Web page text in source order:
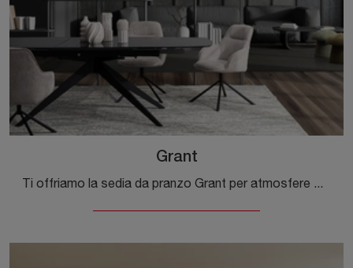
Grant
Ti offriamo la sedia da pranzo Grant per atmosfere moderne, tra le più belle Sedie fisse di Bizzotto.